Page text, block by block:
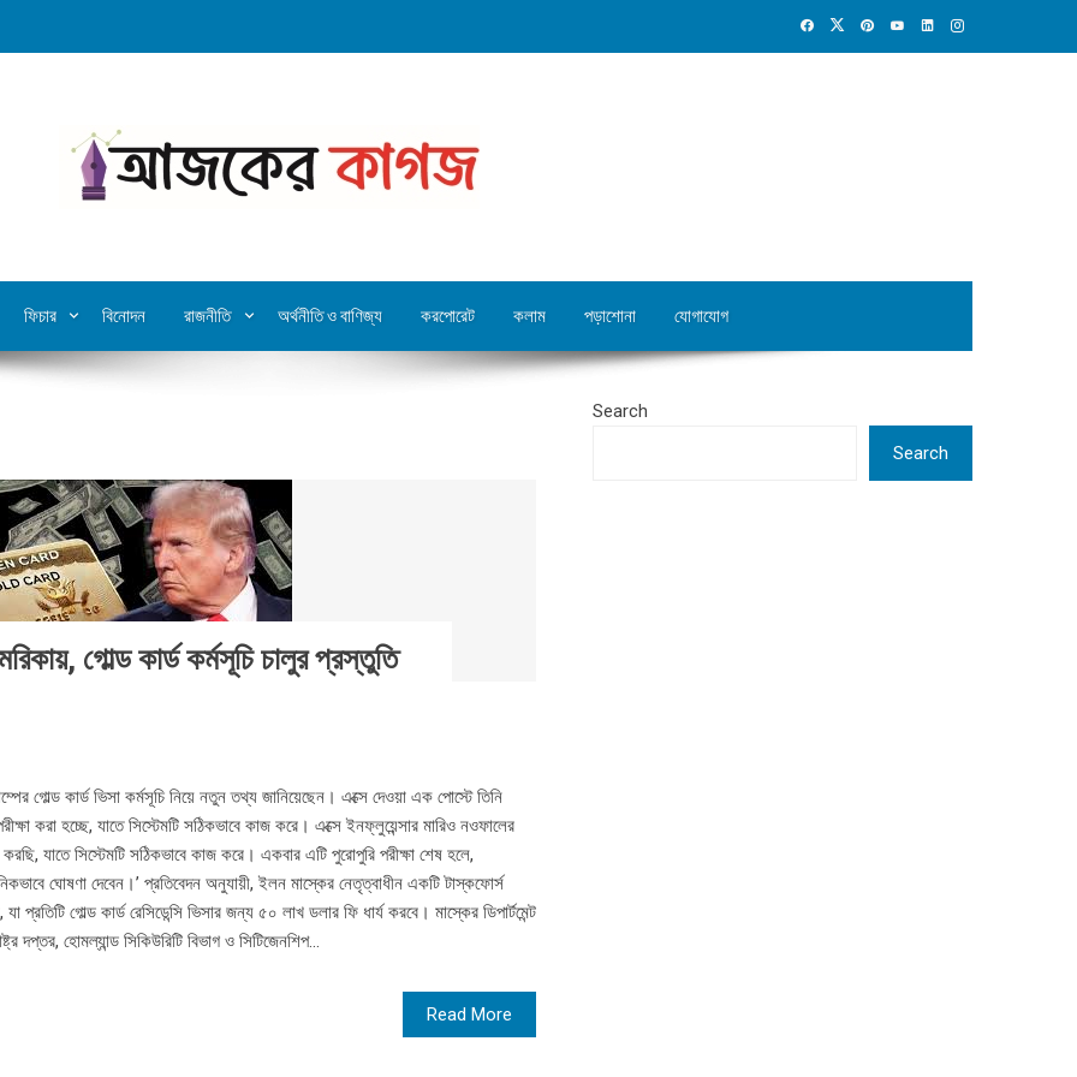
ফিচার বিনোদন রাজনীতি অর্থনীতি ও বাণিজ্য করপোরেট কলাম পড়াশোনা যোগাযোগ
গোল্ড কার্ড কর্মসূচি চালুর প্রস্তুতি
গোল্ড কার্ড ভিসা কর্মসূচি নিয়ে নতুন তথ্য জানিয়েছেন। এক্সে দেওয়া এক পোস্টে তিনি
করা হচ্ছে, যাতে সিস্টেমটি সঠিকভাবে কাজ করে। এক্সে ইনফ্লুয়েন্সার মারিও নওফালের
যাতে সিস্টেমটি সঠিকভাবে কাজ করে। একবার এটি পুরোপুরি পরীক্ষা শেষ হলে,
ঘোষণা দেবেন।’ প্রতিবেদন অনুযায়ী, ইলন মাস্কের নেতৃত্বাধীন একটি টাস্কফোর্স
গোল্ড কার্ড রেসিডেন্সি ভিসার জন্য ৫০ লাখ ডলার ফি ধার্য করবে। মাস্কের ডিপার্টমেন্ট
দপ্তর, হোমল্যান্ড সিকিউরিটি বিভাগ ও সিটিজেনশিপ...
Read More
Search
Search